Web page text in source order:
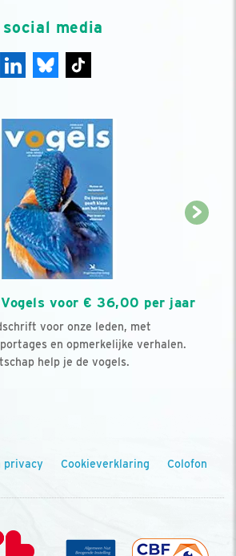
media
voor € 36,00 per jaar
voor onze leden, met
en opmerkelijke verhalen.
help je de vogels.
privacy Cookieverklaring Colofon